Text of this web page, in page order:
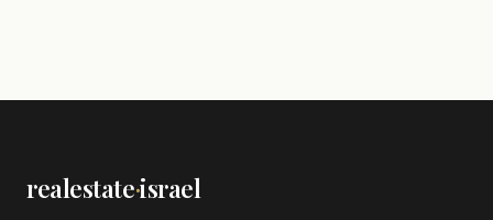
realestate·israel